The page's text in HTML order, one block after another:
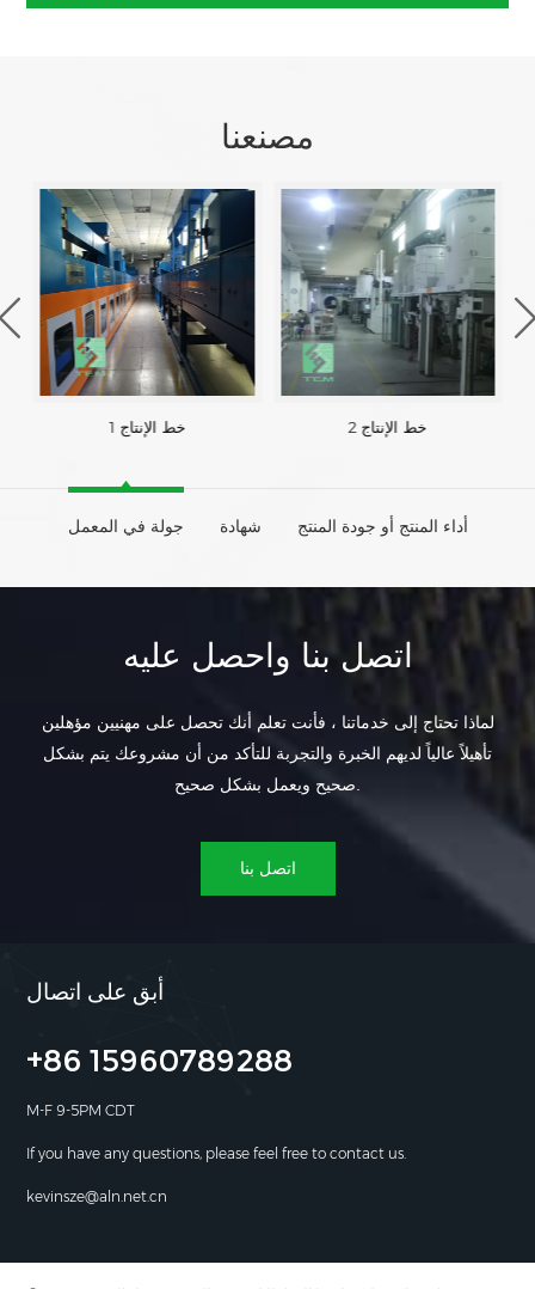
مصنعنا
خط الإنتاج 1 خط الإنتاج 2
جولة في المعمل شهادة أداء المنتج أو جودة المنتج
اتصل بنا واحصل عليه
لماذا تحتاج إلى خدماتنا ، فأنت تعلم أنك تحصل على مهنيين مؤهلين
تأهيلاً عالياً لديهم الخبرة والتجربة للتأكد من أن مشروعك يتم بشكل
صحيح ويعمل بشكل صحيح.
اتصل بنا
أبق على اتصال
+86 15960789288
M-F 9-5PM CDT
If you have any questions, please feel free to contact us.
kevinsze@aln.net.cn